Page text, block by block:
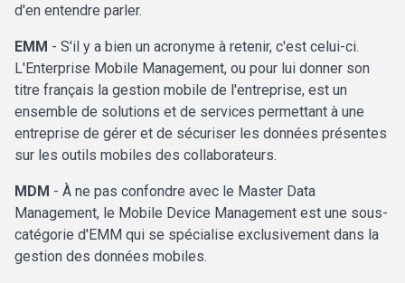
d'en entendre parler.
EMM - S'il y a bien un acronyme à retenir, c'est celui-ci.
L'Enterprise Mobile Management, ou pour lui donner son
titre français la gestion mobile de l'entreprise, est un
ensemble de solutions et de services permettant à une
entreprise de gérer et de sécuriser les données présentes
sur les outils mobiles des collaborateurs.
MDM - À ne pas confondre avec le Master Data
Management, le Mobile Device Management est une sous-
catégorie d'EMM qui se spécialise exclusivement dans la
gestion des données mobiles.